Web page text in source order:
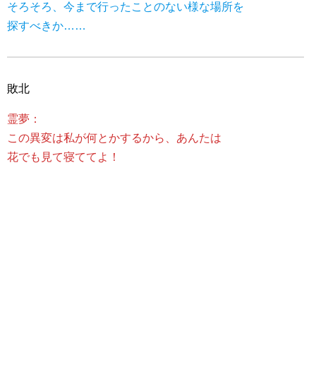
そろそろ、今まで行ったことのない様な場所を
探すべきか……
敗北
霊夢：
この異変は私が何とかするから、あんたは
花でも見て寝ててよ！